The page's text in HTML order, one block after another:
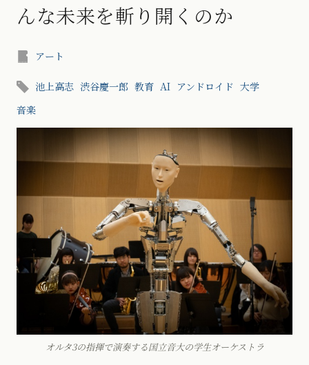
んな未来を斬り開くのか
アート
池上高志 渋谷慶一郎 教育 AI アンドロイド 大学
音楽
オルタ3の指揮で演奏する国立音大の学生オーケストラ